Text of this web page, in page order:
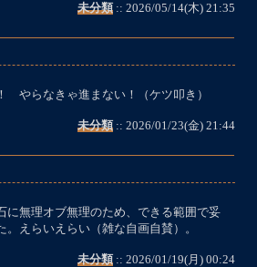
未分類:: 2026/05/14(木) 21:35
やらなきゃ進まない！（ケツ叩き）
未分類:: 2026/01/23(金) 21:44
に無理オブ無理のため、できる範囲で妥
えらいえらい（雑な自画自賛）。
未分類:: 2026/01/19(月) 00:24